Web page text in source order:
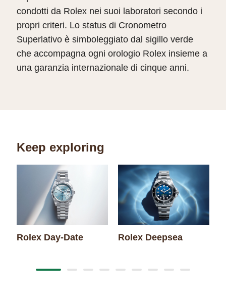
condotti da Rolex nei suoi laboratori secondo i
propri criteri. Lo status di Cronometro
Superlativo è simboleggiato dal sigillo verde
che accompagna ogni orologio Rolex insieme a
una garanzia internazionale di cinque anni.
Keep exploring
Rolex Day-Date Rolex Deepsea